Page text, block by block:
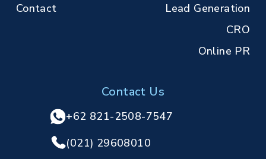
Contact
Lead Generation
CRO
Online PR
Contact Us
+62 821-2508-7547
(021) 29608010